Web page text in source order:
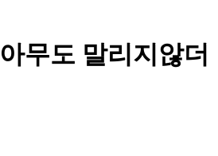
무도 말리지않더